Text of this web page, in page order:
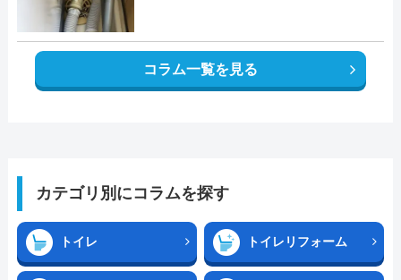
コラム一覧を見る
カテゴリ別にコラムを探す
トイレ トイレリフォーム